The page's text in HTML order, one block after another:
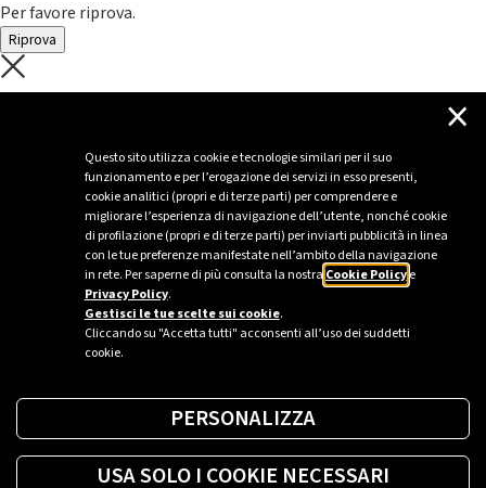
Questo sito utilizza cookie e tecnologie similari per il suo
funzionamento e per l’erogazione dei servizi in esso presenti,
cookie analitici (propri e di terze parti) per comprendere e
migliorare l’esperienza di navigazione dell’utente, nonché cookie
di profilazione (propri e di terze parti) per inviarti pubblicità in linea
con le tue preferenze manifestate nell’ambito della navigazione
in rete. Per saperne di più consulta la nostra Cookie Policye
Privacy Policy.
Gestisci le tue scelte sui cookie.
Cliccando su "Accetta tutti" acconsenti all’uso dei suddetti
cookie.
×
PERSONALIZZA
USA SOLO I COOKIE NECESSARI
Per favore riprova.
Riprova
C'è un problema con il recupero dei
Per favore riprova piú tardi
Sei un’azienda o una PA?
Trova la soluzione più giusta per te.
Richiedi una colonnina